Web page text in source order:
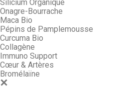
Silicium Organique
Onagre-Bourrache
Maca Bio
Pépins de Pamplemousse
Curcuma Bio
Collagène
Immuno Support
Cœur & Artères
Bromélaïne